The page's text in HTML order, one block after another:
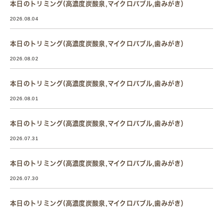
本日のトリミング(高濃度炭酸泉,マイクロバブル,歯みがき）
2026.08.04
本日のトリミング(高濃度炭酸泉,マイクロバブル,歯みがき）
2026.08.02
本日のトリミング(高濃度炭酸泉,マイクロバブル,歯みがき）
2026.08.01
本日のトリミング(高濃度炭酸泉,マイクロバブル,歯みがき）
2026.07.31
本日のトリミング(高濃度炭酸泉,マイクロバブル,歯みがき）
2026.07.30
本日のトリミング(高濃度炭酸泉,マイクロバブル,歯みがき）